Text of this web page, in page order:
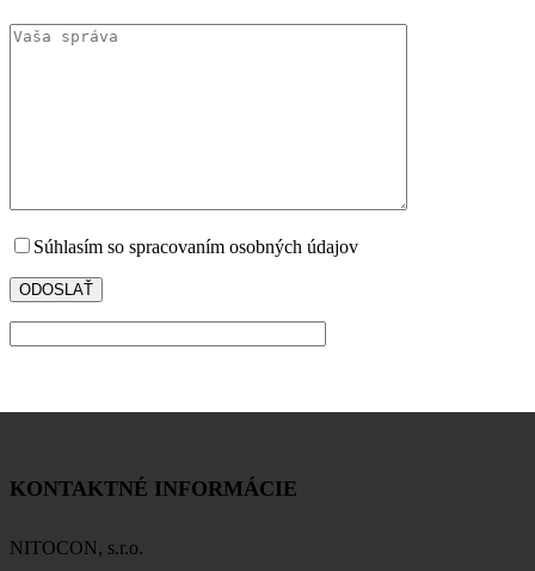
Súhlasím so spracovaním osobných údajov
KONTAKTNÉ INFORMÁCIE
NITOCON, s.r.o.